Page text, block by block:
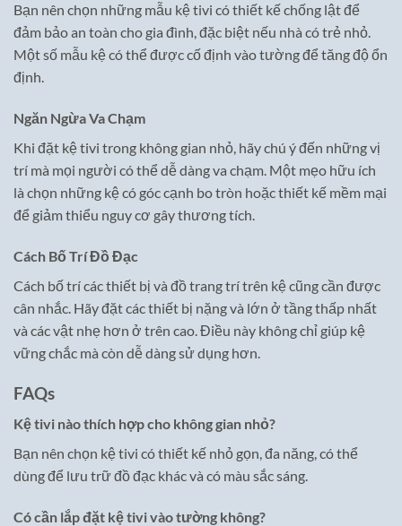
Bạn nên chọn những mẫu kệ tivi có thiết kế chống lật để
đảm bảo an toàn cho gia đình, đặc biệt nếu nhà có trẻ nhỏ.
Một số mẫu kệ có thể được cố định vào tường để tăng độ ổn
định.
Ngăn Ngừa Va Chạm
Khi đặt kệ tivi trong không gian nhỏ, hãy chú ý đến những vị
trí mà mọi người có thể dễ dàng va chạm. Một mẹo hữu ích
là chọn những kệ có góc cạnh bo tròn hoặc thiết kế mềm mại
để giảm thiểu nguy cơ gây thương tích.
Cách Bố Trí Đồ Đạc
Cách bố trí các thiết bị và đồ trang trí trên kệ cũng cần được
cân nhắc. Hãy đặt các thiết bị nặng và lớn ở tầng thấp nhất
và các vật nhẹ hơn ở trên cao. Điều này không chỉ giúp kệ
vững chắc mà còn dễ dàng sử dụng hơn.
FAQs
Kệ tivi nào thích hợp cho không gian nhỏ?
Bạn nên chọn kệ tivi có thiết kế nhỏ gọn, đa năng, có thể
dùng để lưu trữ đồ đạc khác và có màu sắc sáng.
Có cần lắp đặt kệ tivi vào tường không?